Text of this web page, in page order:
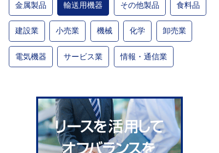
金属製品 輸送用機器 その他製品 食料品
建設業 小売業 機械 化学 卸売業
電気機器 サービス業 情報・通信業